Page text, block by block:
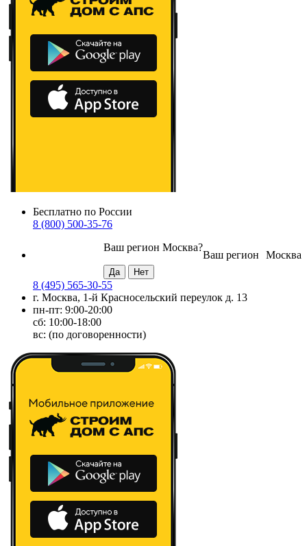
Бесплатно по России
8 (800) 500-35-76
Москва
Ваш регион
Ваш регион Москва?
8 (495) 565-30-55
г. Москва, 1-й Красносельский переулок д. 13
пн-пт: 9:00-20:00
сб: 10:00-18:00
вс: (по договоренности)